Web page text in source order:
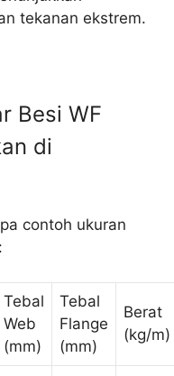
tekanan ekstrem.
Besi WF
di
contoh ukuran
Tebal
Web
(mm)
Tebal
Flange
(mm)
Berat
(kg/m)